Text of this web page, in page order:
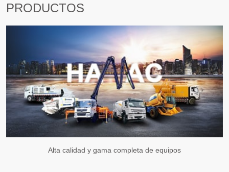
PRODUCTOS
Alta calidad y gama completa de equipos